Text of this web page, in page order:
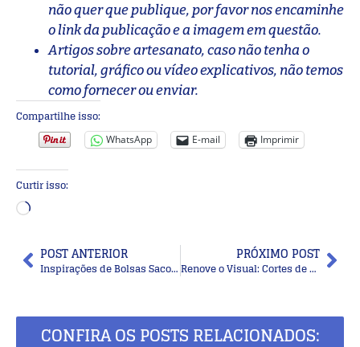
não quer que publique, por favor nos encaminhe
o link da publicação e a imagem em questão.
Artigos sobre artesanato, caso não tenha o
tutorial, gráfico ou vídeo explicativos, não temos
como fornecer ou enviar.
Compartilhe isso:
WhatsApp E-mail Imprimir
Curtir isso:
POST ANTERIOR
Inspirações de Bolsas Sacola de Crochê: 20 Modelos Lindos para Copiar
PRÓXIMO POST
Renove o Visual: Cortes de Cabelo Curto para Senhoras com Estilo
CONFIRA OS POSTS RELACIONADOS: